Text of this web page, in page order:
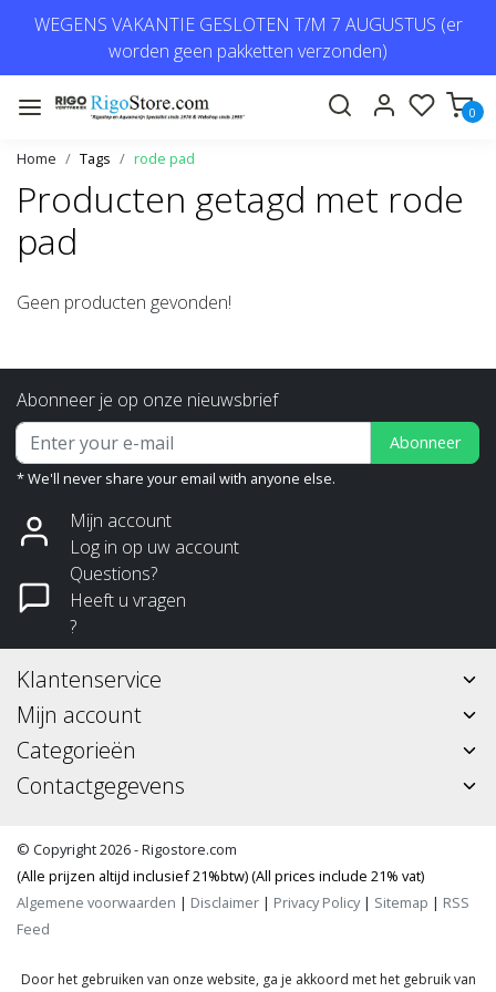
WEGENS VAKANTIE GESLOTEN T/M 7 AUGUSTUS (er
worden geen pakketten verzonden)
0
Home Tags rode pad
Producten getagd met rode
pad
Geen producten gevonden!
Abonneer je op onze nieuwsbrief
Abonneer
* We'll never share your email with anyone else.
Mijn account
Log in op uw account
Questions?
Heeft u vragen
?
Klantenservice
Mijn account
Categorieën
Contactgegevens
© Copyright 2026 - Rigostore.com
(Alle prijzen altijd inclusief 21%btw) (All prices include 21% vat)
Algemene voorwaarden | Disclaimer | Privacy Policy| Sitemap | RSS
Feed
Door het gebruiken van onze website, ga je akkoord met het gebruik van